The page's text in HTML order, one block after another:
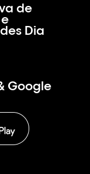
de
Dia
Google